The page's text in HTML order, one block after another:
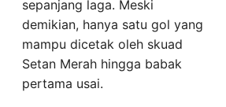
sepanjang laga. Meski
demikian, hanya satu gol yang
mampu dicetak oleh skuad
Setan Merah hingga babak
pertama usai.